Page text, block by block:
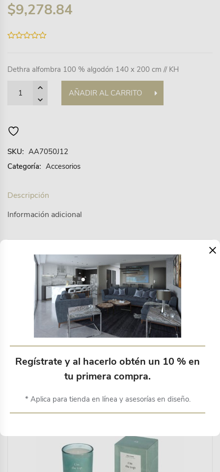
$9,278.84
5
Dethra alfombra 100 % algodón 140 x 200 cm // KH
AÑADIR AL CARRITO
SKU: AA7050J12
Categoría: Accesorios
Descripción
Información adicional
La lana y el algodón, fibras 100% naturales, se
combinan entre sí en la alfombra Dethra, con un
diseño de diferentes relieves que te enamorarán.
Productos relacionados
×
Regístrate y al hacerlo obtén un 10 % en
tu primera compra.
* Aplica para tienda en línea y asesorías en diseño.